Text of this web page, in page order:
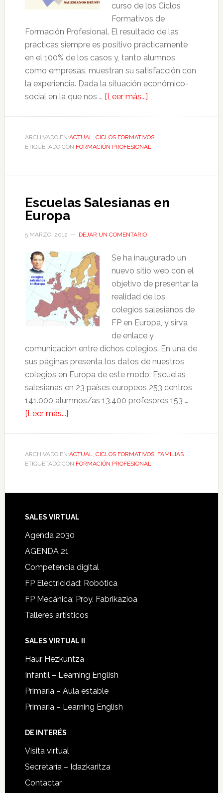
curso de los Ciclos
Formativos de
Formación Profesional. El resultado de las
prácticas siempre es positivo prácticamente
en el 100% de los casos y, tanto alumnos
como empresas, muestran su satisfacción con
la experiencia. Dada la situación económico-
social en la que nos … [Leer más...]
ARCHIVADO EN:ACTUAL
CICLOS FORMATIVOS
ETIQUETADO CON:FORMACIÓN PROFESIONAL
Escuelas Salesianas en
Europa
5 MARZO, 2012 DEJAR UN COMENTARIO
Se ha inaugurado un
nuevo sitio web con el
objetivo de presentar la
realidad de los
colegios salesianos de
FP en Europa, y sirva
de enlace y
comunicación entre dichos colegios. En una de
sus páginas presenta los datos de nuestros
colegios en Europa de este modo: Escuelas
salesianas en 23 países europeos 253 centros
141.000 alumnos/as 13.400 profesores 153 …
[Leer más...]
ARCHIVADO EN:ACTUAL CICLOS FORMATIVOS, FAMILIAS
ETIQUETADO CON:FORMACIÓN PROFESIONAL
SALES VIRTUAL
Agenda 2030
AGENDA 21
Competencia digital
FP Electricidad: Robótica
FP Mecánica: Proy. Fabrikazioa
Talleres artísticos
SALES VIRTUAL II
Haur Hezkuntza
Infantil – Learning English
Primaria – Aula estable
Primaria – Learning English
DE INTERÉS
Visita virtual
Secretaría – Idazkaritza
Contactar